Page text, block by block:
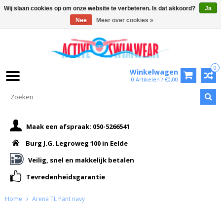
0
Winkelwagen
0 Artikelen / €0,00
Maak een afspraak: 050-5266541
Burg J.G. Legroweg 100 in Eelde
Veilig, snel en makkelijk betalen
Tevredenheidsgarantie
Home Arena TL Pant navy
Wij slaan cookies op om onze website te verbeteren. Is dat akkoord?
Ja
Nee
Meer over cookies »